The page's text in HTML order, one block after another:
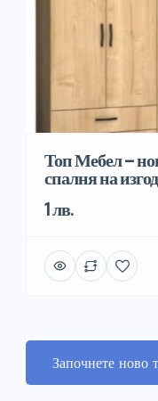
Топ Мебел –
спалня на
1 лв.
Започнете ново